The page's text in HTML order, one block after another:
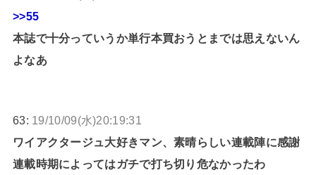
>>55
本誌で十分っていうか単行本買おうとまでは思えないん
よなあ
63: 19/10/09(水)20:19:31
ワイアクタージュ大好きマン、素晴らしい連載陣に感謝
連載時期によってはガチで打ち切り危なかったわ